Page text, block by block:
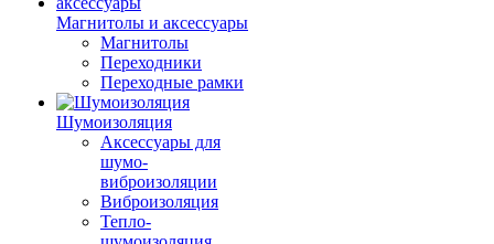
Магнитолы и аксессуары
Магнитолы
Переходники
Переходные рамки
Шумоизоляция
Аксессуары для
шумо-
виброизоляции
Виброизоляция
Тепло-